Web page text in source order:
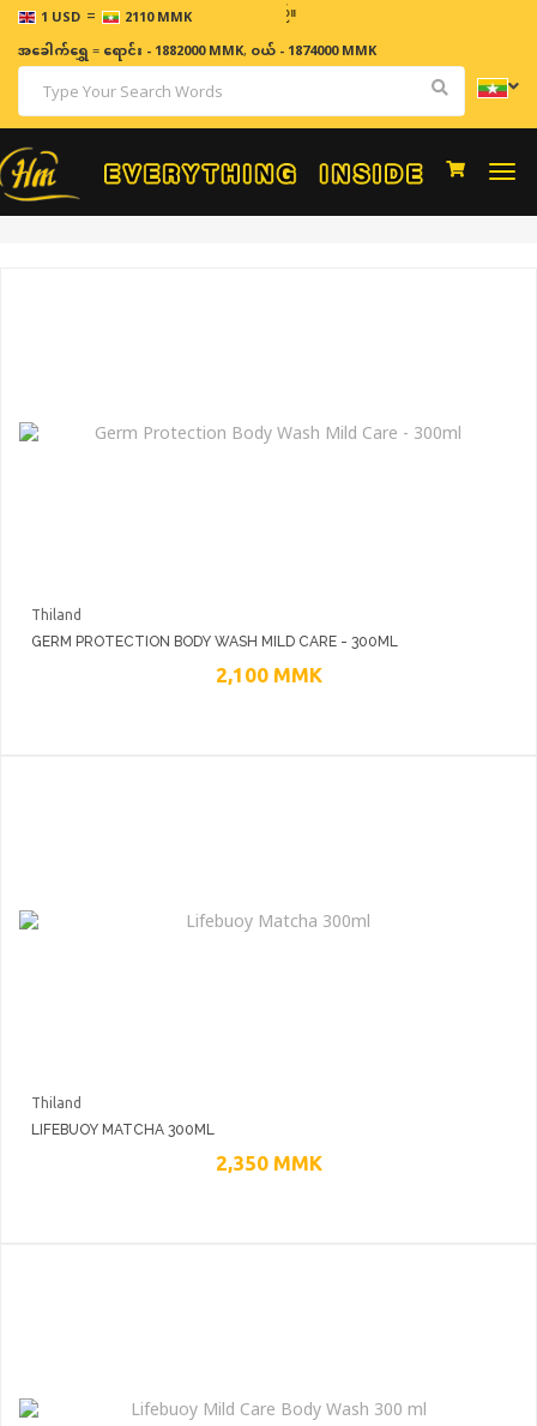
1 USD = 2110 MMK
အခေါက်ရွှေ=ရောင်း - 1882000 MMK, ဝယ် - 1874000 MMK
Thiland
GERM PROTECTION BODY WASH MILD CARE - 300ML
2,100 MMK
Thiland
LIFEBUOY MATCHA 300ML
2,350 MMK